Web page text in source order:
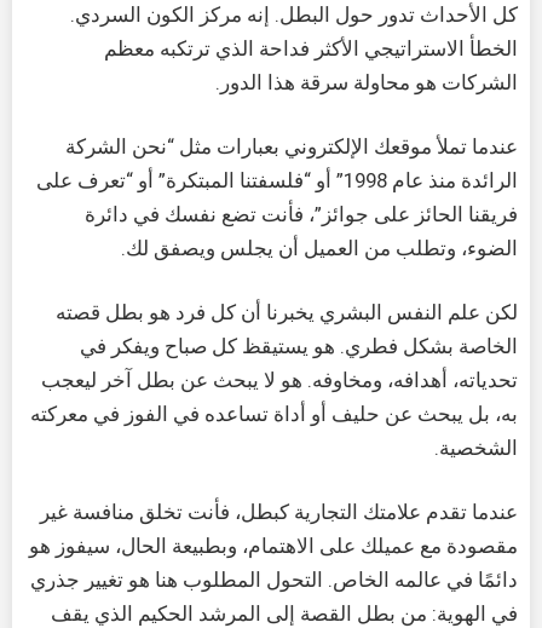
كل الأحداث تدور حول البطل. إنه مركز الكون السردي.
الخطأ الاستراتيجي الأكثر فداحة الذي ترتكبه معظم
الشركات هو محاولة سرقة هذا الدور.
عندما تملأ موقعك الإلكتروني بعبارات مثل “نحن الشركة
الرائدة منذ عام 1998” أو “فلسفتنا المبتكرة” أو “تعرف على
فريقنا الحائز على جوائز”، فأنت تضع نفسك في دائرة
الضوء، وتطلب من العميل أن يجلس ويصفق لك.
لكن علم النفس البشري يخبرنا أن كل فرد هو بطل قصته
الخاصة بشكل فطري. هو يستيقظ كل صباح ويفكر في
تحدياته، أهدافه، ومخاوفه. هو لا يبحث عن بطل آخر ليعجب
به، بل يبحث عن حليف أو أداة تساعده في الفوز في معركته
الشخصية.
عندما تقدم علامتك التجارية كبطل، فأنت تخلق منافسة غير
مقصودة مع عميلك على الاهتمام، وبطبيعة الحال، سيفوز هو
دائمًا في عالمه الخاص. التحول المطلوب هنا هو تغيير جذري
في الهوية: من بطل القصة إلى المرشد الحكيم الذي يقف